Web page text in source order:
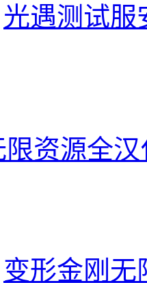
光遇测试服
资源全汉
变形金刚无